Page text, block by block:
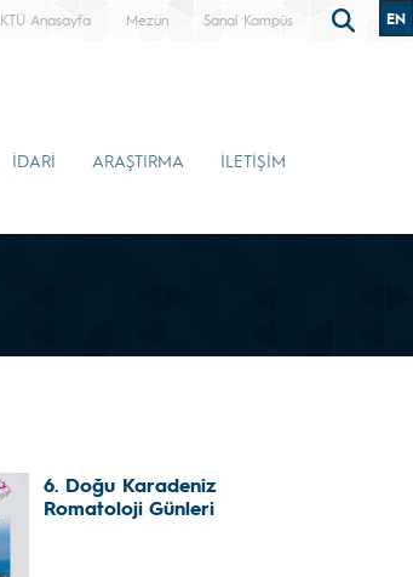
KTÜ Anasayfa Mezun Sanal Kampüs EN
İDARİ ARAŞTIRMA İLETİŞİM
6. Doğu Karadeniz
Romatoloji Günleri